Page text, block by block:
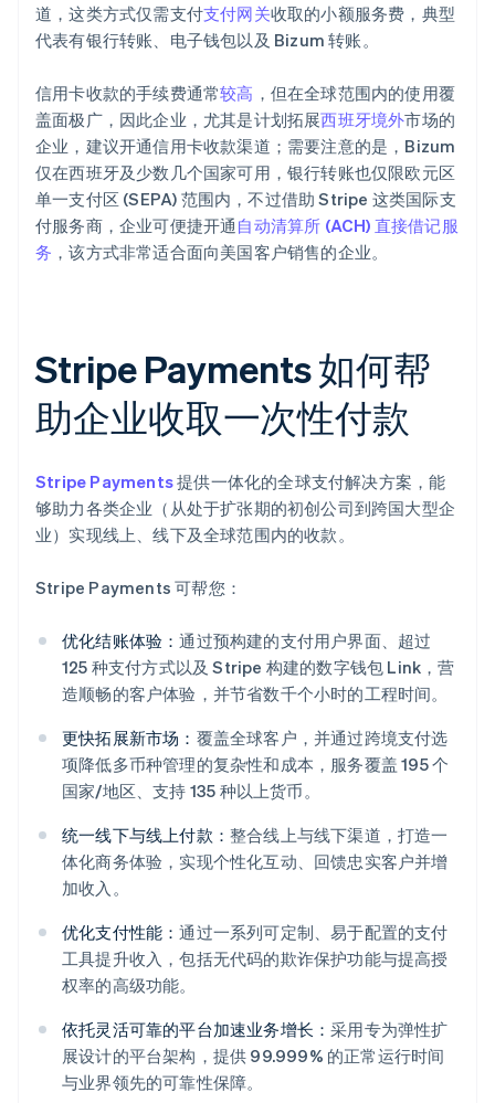
道，这类方式仅需支付支付网关收取的小额服务费，典型
代表有银行转账、电子钱包以及 Bizum 转账。
信用卡收款的手续费通常较高 ，但在全球范围内的使用覆
盖面极广，因此企业，尤其是计划拓展西班牙境外市场的
企业，建议开通信用卡收款渠道；需要注意的是，Bizum
仅在西班牙及少数几个国家可用，银行转账也仅限欧元区
单一支付区 (SEPA) 范围内，不过借助 Stripe 这类国际支
付服务商，企业可便捷开通 自动清算所 (ACH) 直接借记服
务 ，该方式非常适合面向美国客户销售的企业。
Stripe Payments 如何帮
助企业收取一次性付款
Stripe Payments提供一体化的全球支付解决方案，能
够助力各类企业（从处于扩张期的初创公司到跨国大型企
业）实现线上、线下及全球范围内的收款。
Stripe Payments 可帮您：
优化结账体验：通过预构建的支付用户界面、超过
125 种支付方式以及 Stripe 构建的数字钱包 Link，营
造顺畅的客户体验，并节省数千个小时的工程时间。
更快拓展新市场： 覆盖全球客户，并通过跨境支付选
项降低多币种管理的复杂性和成本，服务覆盖 195 个
国家/地区、支持 135 种以上货币。
统一线下与线上付款： 整合线上与线下渠道，打造一
体化商务体验，实现个性化互动、回馈忠实客户并增
加收入。
优化支付性能：通过一系列可定制、易于配置的支付
工具提升收入，包括无代码的欺诈保护功能与提高授
权率的高级功能。
依托灵活可靠的平台加速业务增长：采用专为弹性扩
展设计的平台架构，提供 99.999% 的正常运行时间
与业界领先的可靠性保障。